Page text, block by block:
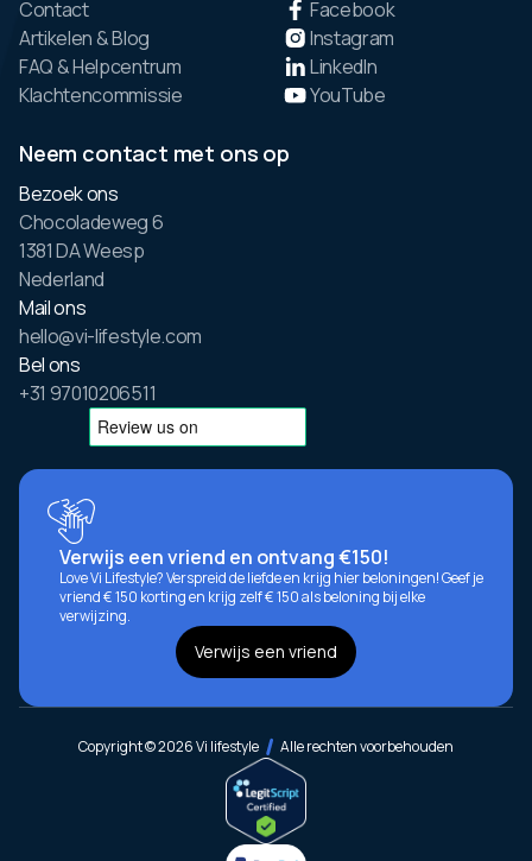
Contact
Artikelen & Blog
FAQ & Helpcentrum
Klachtencommissie
Facebook
Instagram
LinkedIn
YouTube
Neem contact met ons op
Bezoek ons
Chocoladeweg 6
1381 DA Weesp
Nederland
Mail ons
hello@vi-lifestyle.com
Bel ons
+31 97010206511
Verwijs een vriend en ontvang €150!
Love Vi Lifestyle? Verspreid de liefde en krijg hier beloningen! Geef je
vriend € 150 korting en krijg zelf € 150 als beloning bij elke
verwijzing.
Verwijs een vriend
Copyright © 2026 Vi lifestyle Alle rechten voorbehouden